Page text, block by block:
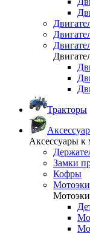
Тракторы
Аксессуары к
Замки
Кофры